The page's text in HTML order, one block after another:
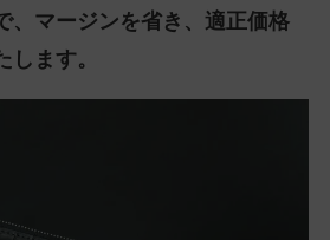
、マージンを省き、適正価格
ます。